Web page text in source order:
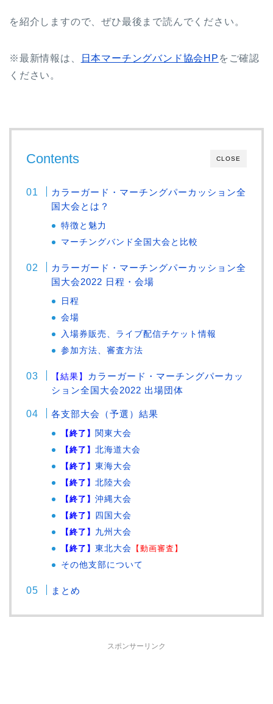
を紹介しますので、ぜひ最後まで読んでください。
※最新情報は、 日本マーチングバンド協会HP をご確認
ください。
CLOSE
Contents
カラーガード・マーチングパーカッション全
国大会とは？
特徴と魅力
マーチングバンド全国大会と比較
カラーガード・マーチングパーカッション全
国大会2022 日程・会場
日程
会場
入場券販売、ライブ配信チケット情報
参加方法、審査方法
【結果】
カラーガード・マーチングパーカッ
ション全国大会2022 出場団体
各支部大会（予選）結果
【終了】 関東大会
【終了】北海道大会
【終了】東海大会
【終了】北陸大会
【終了】沖縄大会
【終了】
四国大会
【終了】 九州大会
【終了】東北大会 【動画審査】
その他支部について
まとめ
スポンサーリンク